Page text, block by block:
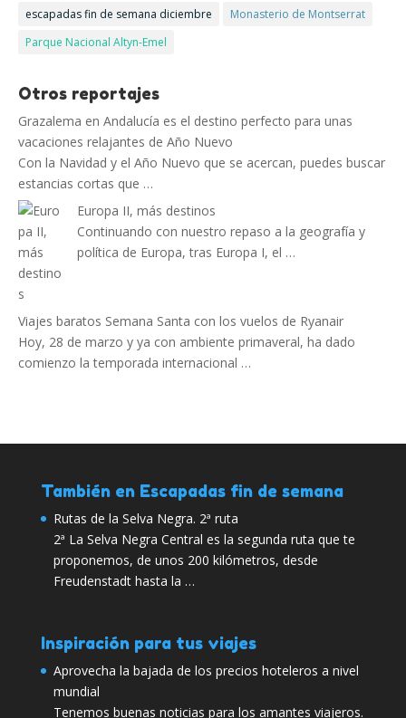
escapadas fin de semana diciembre
Monasterio de Montserrat
Parque Nacional Altyn-Emel
Otros reportajes
Grazalema en Andalucía es el destino perfecto para unas
vacaciones relajantes de Año Nuevo
Con la Navidad y el Año Nuevo que se acercan, puedes buscar
estancias cortas que …
Europa II, más destinos
Continuando con nuestro repaso a la geografía y
política de Europa, tras Europa I, el …
Viajes baratos Semana Santa con los vuelos de Ryanair
Hoy, 28 de marzo y ya con ambiente primaveral, ha dado
comienzo la temporada internacional …
También en Escapadas fin de semana
Rutas de la Selva Negra. 2ª ruta
2ª La Selva Negra Central es la segunda ruta que te
proponemos, de unos 200 kilómetros, desde
Freudenstadt hasta la …
Inspiración para tus viajes
Aprovecha la bajada de los precios hoteleros a nivel
mundial
Tenemos buenas noticias para los amantes viajeros.